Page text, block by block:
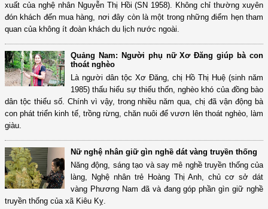
xuất của nghệ nhân Nguyễn Thị Hồi (SN 1958). Không chỉ thường xuyên
đón khách đến mua hàng, nơi đây còn là một trong những điểm hẹn tham
quan của không ít đoàn khách du lịch nước ngoài.
Quảng Nam: Người phụ nữ Xơ Đăng giúp bà con
thoát nghèo
Là người dân tộc Xơ Đăng, chị Hồ Thị Huệ (sinh năm
1985) thấu hiểu sự thiếu thốn, nghèo khó của đồng bào
dân tộc thiểu số. Chính vì vậy, trong nhiều năm qua, chị đã vận động bà
con phát triển kinh tế, trồng rừng, chăn nuôi để vươn lên thoát nghèo, làm
giàu.
Nữ nghệ nhân giữ gìn nghề dát vàng truyền thống
Năng động, sáng tạo và say mê nghề truyền thống của
làng, Nghệ nhân trẻ Hoàng Thị Anh, chủ cơ sở dát
vàng Phương Nam đã và đang góp phần gìn giữ nghề
truyền thống của xã Kiêu Kỵ.